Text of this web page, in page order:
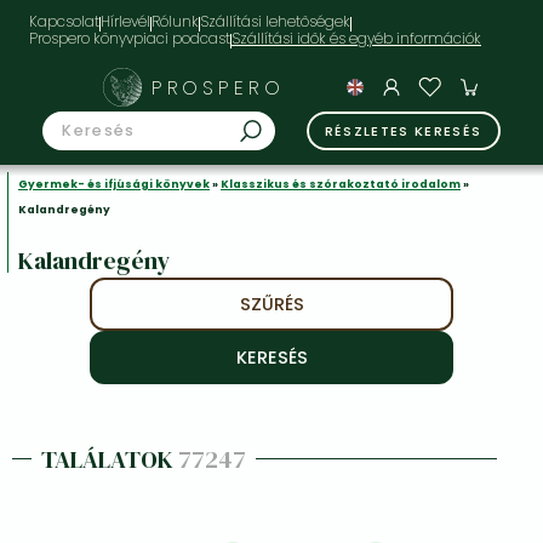
KapcsolatHírlevélRólunkSzállítási lehetőségek
Prospero könyvpiaci podcast
PROSPERO
RÉSZLETES KERESÉS
Gyermek- és ifjúsági könyvek» Klasszikus és szórakoztató irodalom»
Kalandregény
Kalandregény
SZŰRÉS
TALÁLATOK77247